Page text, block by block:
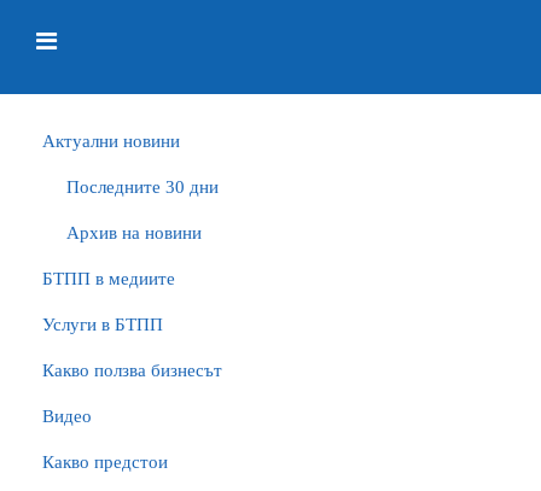
Актуални новини
Последните 30 дни
Архив на новини
БTПП в медиите
Услуги в БТПП
Какво ползва бизнесът
Видео
Какво предстои